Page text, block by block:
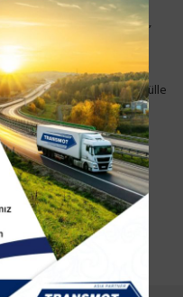
27 sektörü ile 100 bin
olan TİM, “Made in Türkiye”
ulaşmak amacıyla
Genişletilmiş Başkanlar
Muş, TİM Başkanı İsmail Gülle
gerçekleştirildi.